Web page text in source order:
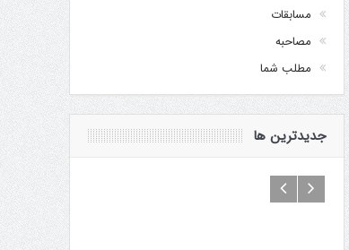
مسابقات
مصاحبه
مطلب شما
جدیدترین ها